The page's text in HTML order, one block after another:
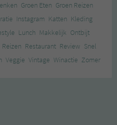
Groen Eten Groen Reizen
Instagram Katten Kleding
Lunch Makkelijk Ontbijt
Reizen Restaurant Review Snel
Veggie Vintage Winactie Zomer